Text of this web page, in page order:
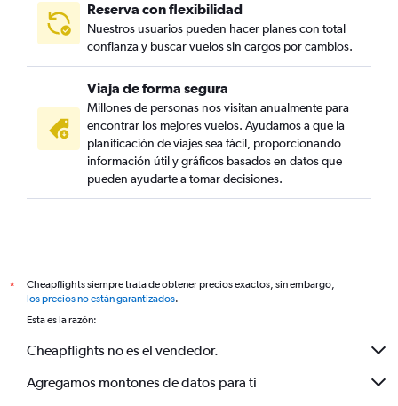
Reserva con flexibilidad
Nuestros usuarios pueden hacer planes con total
confianza y buscar vuelos sin cargos por cambios.
Viaja de forma segura
Millones de personas nos visitan anualmente para
encontrar los mejores vuelos. Ayudamos a que la
planificación de viajes sea fácil, proporcionando
información útil y gráficos basados en datos que
pueden ayudarte a tomar decisiones.
*
Cheapflights siempre trata de obtener precios exactos, sin embargo,
los precios no están garantizados.
Esta es la razón:
Cheapflights no es el vendedor.
Agregamos montones de datos para ti